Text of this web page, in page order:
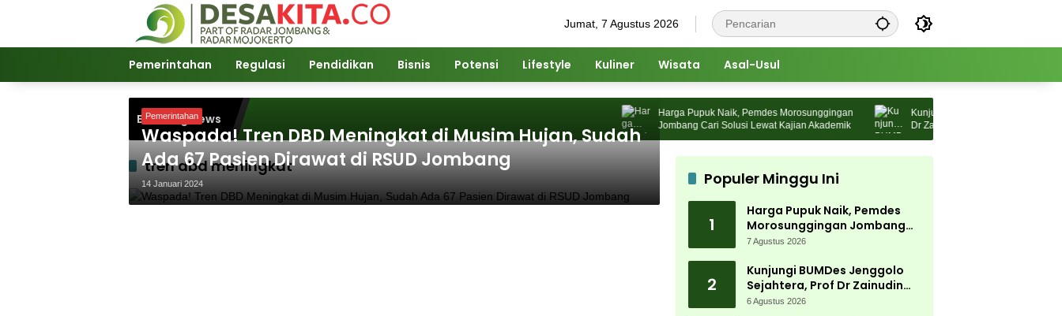
Jumat, 7 Agustus 2026
Pemerintahan Regulasi Pendidikan Bisnis Potensi Lifestyle Kuliner Wisata Asal-Usul
Breaking News
Harga Pupuk Naik, Pemdes Morosunggingan
Jombang Cari Solusi Lewat Kajian Akademik
Kunjungi BUMDes Jenggolo Sejahtera,
Dr Zainudin Maliki: Kita Wujudkan
Kemandirian Ekonomi dengan Potensi
tren dbd meningkat
Pemerintahan
Waspada! Tren DBD Meningkat di Musim Hujan, Sudah
Ada 67 Pasien Dirawat di RSUD Jombang
14 Januari 2024 Populer Minggu Ini
1
Harga Pupuk Naik, Pemdes
Morosunggingan Jombang
Cari Solusi Lewat Kajian
7 Agustus 2026
2
Kunjungi BUMDes Jenggolo
Sejahtera, Prof Dr Zainudin
Maliki: Kita Wujudkan
6 Agustus 2026